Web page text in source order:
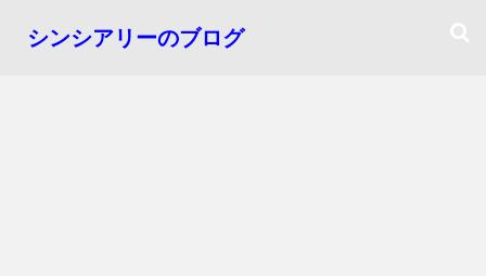
シンシアリーのブログ